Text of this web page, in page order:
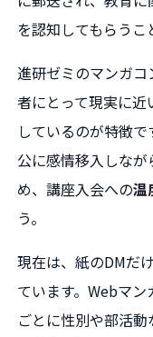
を認知してもらうこ
進研ゼミのマンガ
者にとって現実に
しているのが特徴
公に感情移入しな
め、講座入会への温
う。
現在は、紙のDMだ
ています。Webマ
ごとに性別や部活